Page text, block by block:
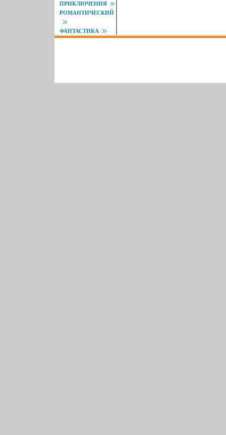
ПРИКЛЮЧЕНИЯ
РОМАНТИЧЕСКИЙ
ФАНТАСТИКА